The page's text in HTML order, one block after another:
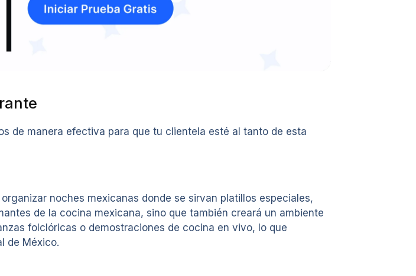
de manera efectiva para que tu clientela esté al tanto de esta
noches mexicanas donde se sirvan platillos especiales,
de la cocina mexicana, sino que también creará un ambiente
folclóricas o demostraciones de cocina en vivo, lo que
de México.